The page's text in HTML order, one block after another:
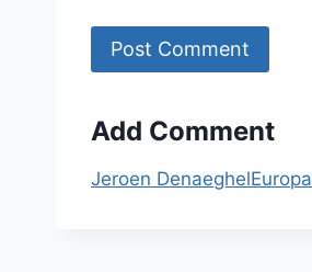
Add Comment
Jeroen DenaeghelEuropa